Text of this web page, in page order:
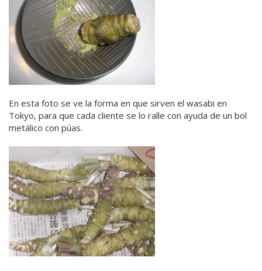
En esta foto se ve la forma en que sirven el wasabi en
Tokyo, para que cada cliente se lo ralle con ayuda de un bol
metálico con púas.